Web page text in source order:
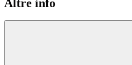
Altre info